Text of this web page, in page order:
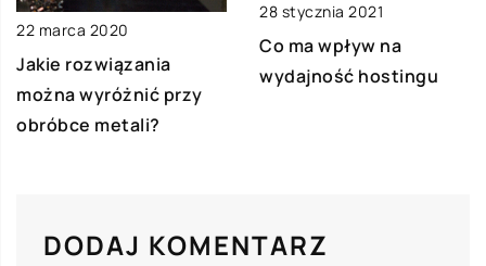
22 marca 2020
Jakie rozwiązania
można wyróżnić przy
obróbce metali?
28 stycznia 2021
Co ma wpływ na
wydajność hostingu
DODAJ KOMENTARZ